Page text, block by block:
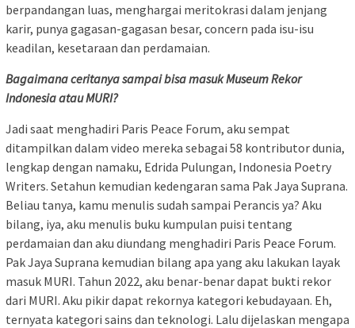
berpandangan luas, menghargai meritokrasi dalam jenjang
karir, punya gagasan-gagasan besar, concern pada isu-isu
keadilan, kesetaraan dan perdamaian.
Bagaimana ceritanya sampai bisa masuk Museum Rekor
Indonesia atau MURI?
Jadi saat menghadiri Paris Peace Forum, aku sempat
ditampilkan dalam video mereka sebagai 58 kontributor dunia,
lengkap dengan namaku, Edrida Pulungan, Indonesia Poetry
Writers. Setahun kemudian kedengaran sama Pak Jaya Suprana.
Beliau tanya, kamu menulis sudah sampai Perancis ya? Aku
bilang, iya, aku menulis buku kumpulan puisi tentang
perdamaian dan aku diundang menghadiri Paris Peace Forum.
Pak Jaya Suprana kemudian bilang apa yang aku lakukan layak
masuk MURI. Tahun 2022, aku benar-benar dapat bukti rekor
dari MURI. Aku pikir dapat rekornya kategori kebudayaan. Eh,
ternyata kategori sains dan teknologi. Lalu dijelaskan mengapa